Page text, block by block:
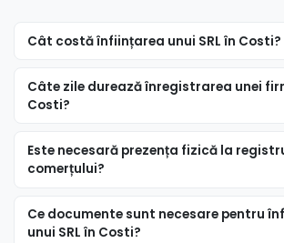
Cât costă înființarea unui SRL în Costi?
Câte zile durează înregistrarea unei
Costi?
Este necesară prezența fizică la
comerțului?
Ce documente sunt necesare pentru
unui SRL în Costi?